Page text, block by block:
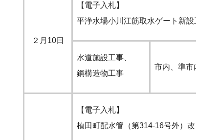
２月10日
【電子入札】
平浄水場小川江筋取水ゲート新設工事
水道施設工事、
鋼構造物工事
市内、準市内、市
【電子入札】
植田町配水管（第314-16号外）改良工事